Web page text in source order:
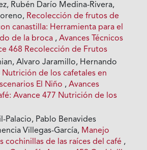
Rubén Darío Medina-Rivera,
Recolección de frutos de
canastilla: Herramienta para el
de la broca ,Avances Técnicos
468 Recolección de Frutos
Alvaro Jaramillo, Hernando
Nutrición de los cafetales en
El Niño ,Avances
Avance 477 Nutrición de los
Palacio, Pablo Benavides
Villegas-García, Manejo
cochinillas de las raíces del café ,